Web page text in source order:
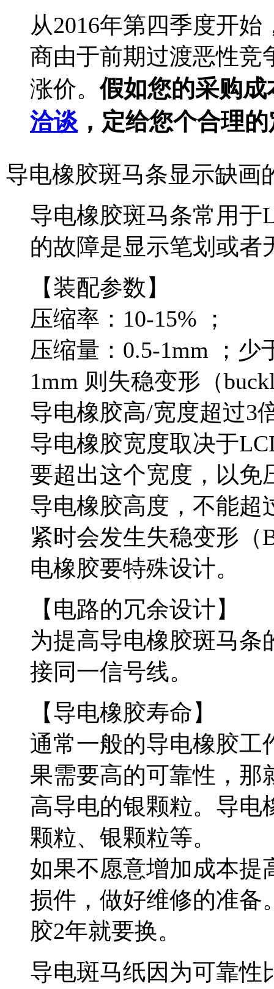
从2016年第四季度开
商由于前期过渡恶性竞
涨价。假如您的采购
洽谈 ，定给您个合理
导电橡胶斑马条显示缺画
导电橡胶斑马条常用于
的故障是显示笔划或者
【装配参数】
压缩率：10-15% ；
压缩量：0.5-1mm ；
1mm 则失稳变形（
导电橡胶高/宽度超过3
导电橡胶宽度取决于
要超出这个宽度，以免
导电橡胶高度，不能超
紧时会发生失稳变形（
电橡胶要特殊设计。
【电路的冗余设计】
为提高导电橡胶斑马条
接同一信号线。
【导电橡胶寿命】
通常一般的导电橡胶工
果需要高的可靠性，那
高导电的银颗粒。导电
颗粒、银颗粒等。
如果不愿意增加成本提
损件，做好维修的准备
胶2年就要换。
导电斑马纸因为可靠性